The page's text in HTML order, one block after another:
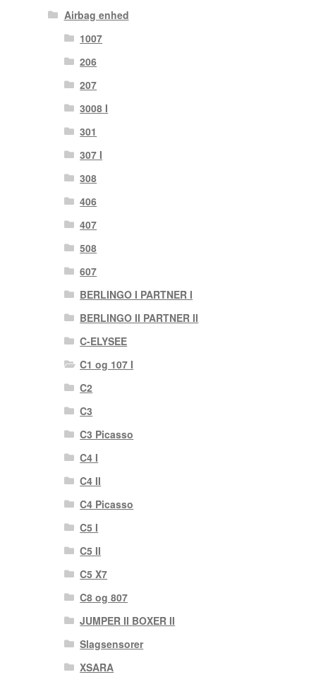
Airbag enhed
1007
206
207
3008 I
301
307 I
308
406
407
508
607
BERLINGO I PARTNER I
BERLINGO II PARTNER II
C-ELYSEE
C1 og 107 I
C2
C3
C3 Picasso
C4 I
C4 II
C4 Picasso
C5 I
C5 II
C5 X7
C8 og 807
JUMPER II BOXER II
Slagsensorer
XSARA